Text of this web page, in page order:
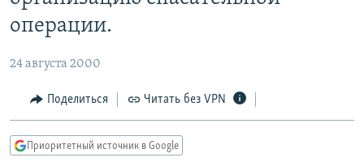
навигации
Вернутся
IDEL.РЕАЛИИ
СИБИРЬ.РЕАЛИИ
РАСПИСАНИЕ ВЕЩАНИЯ
операции.
24 августа 2000
Поделиться Читать без VPN
Приоритетный источник в Google